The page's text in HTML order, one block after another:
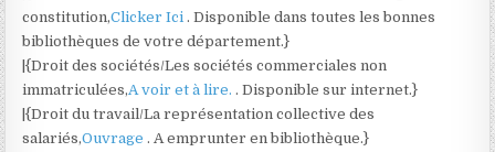
constitution,Clicker Ici . Disponible dans toutes les bonnes
bibliothèques de votre département.}
|{Droit des sociétés/Les sociétés commerciales non
immatriculées,A voir et à lire. . Disponible sur internet.}
|{Droit du travail/La représentation collective des
salariés,Ouvrage . A emprunter en bibliothèque.}